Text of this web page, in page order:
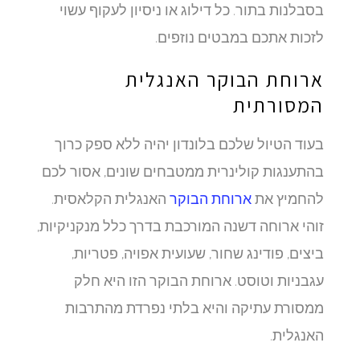
בסבלנות בתור. כל דילוג או ניסיון לעקוף עשוי
לזכות אתכם במבטים נוזפים.
ארוחת הבוקר האנגלית
המסורתית
בעוד הטיול שלכם בלונדון יהיה ללא ספק כרוך
בהתענגות קולינרית ממטבחים שונים, אסור לכם
להחמיץ אתארוחת הבוקרהאנגלית הקלאסית.
זוהי ארוחה דשנה המורכבת בדרך כלל מנקניקיות,
ביצים, פודינג שחור, שעועית אפויה, פטריות,
עגבניות וטוסט. ארוחת הבוקר הזו היא חלק
ממסורת עתיקה והיא בלתי נפרדת מהתרבות
האנגלית.